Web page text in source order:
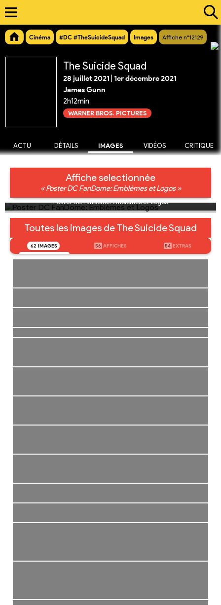
Cinéma #DC #TheSuicideSquad Images Affiche n°12129
The Suicide Squad
28 juillet 2021 1er décembre 2021
James Gunn
2h12min
WARNER BROS. PICTURES
ACTU DÉTAILS IMAGES VIDÉOS CRITIQUE
Affiche selectionnée
« Poster DC FanDome: Emblèmes et Logos »
Poster DC FanDome: Emblèmes et Logos
Toutes les images de The Suicide Squad
62 IMAGES 56 AFFICHES 54 EXTRAS